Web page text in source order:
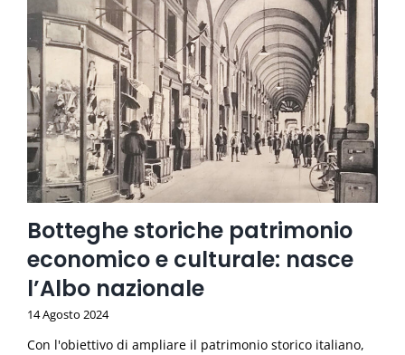
Botteghe storiche patrimonio
economico e culturale: nasce
l’Albo nazionale
14 Agosto 2024
Con l'obiettivo di ampliare il patrimonio storico italiano,